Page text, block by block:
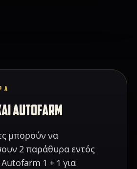
AUTOFARM
μπορούν να
2 παράθυρα εντός
Autofarm 1 + 1 για